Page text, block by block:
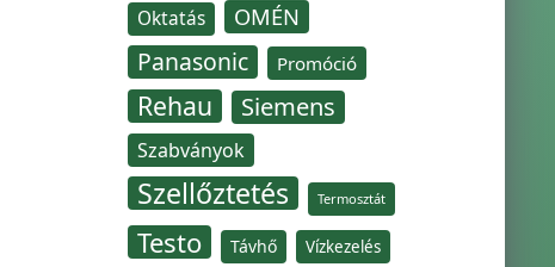
Oktatás OMÉN
Panasonic Promóció
Rehau Siemens
Szabványok
Szellőztetés Termosztát
Testo Távhő Vízkezelés